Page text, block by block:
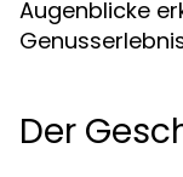
Augenblicke
Der